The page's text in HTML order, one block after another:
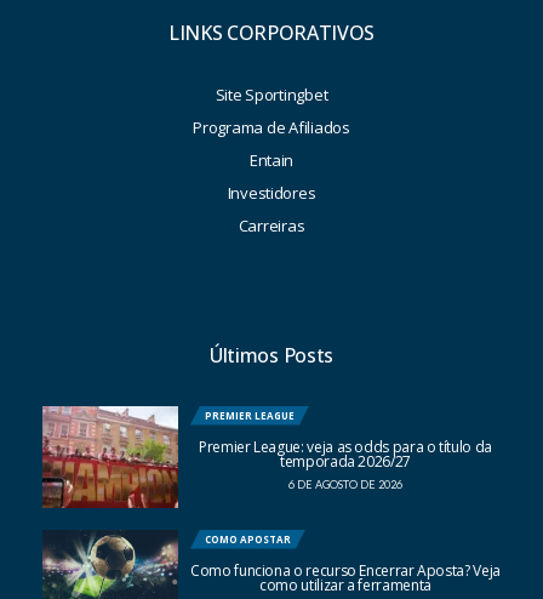
LINKS CORPORATIVOS
Site Sportingbet
Programa de Afiliados
Entain
Investidores
Carreiras
Últimos Posts
PREMIER LEAGUE
Premier League: veja as odds para o título da
temporada 2026/27
6 DE AGOSTO DE 2026
COMO APOSTAR
Como funciona o recurso Encerrar Aposta? Veja
como utilizar a ferramenta